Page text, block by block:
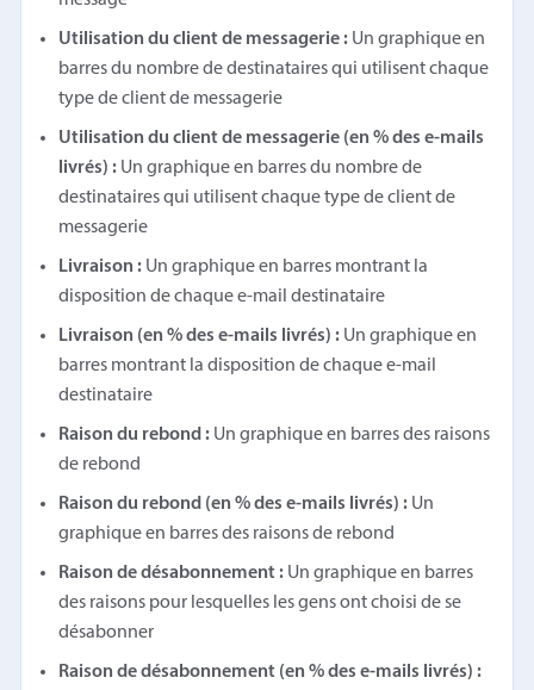
Utilisation du client de messagerie : Un graphique en
barres du nombre de destinataires qui utilisent chaque
type de client de messagerie
Utilisation du client de messagerie (en % des e-mails
livrés) : Un graphique en barres du nombre de
destinataires qui utilisent chaque type de client de
messagerie
Livraison : Un graphique en barres montrant la
disposition de chaque e-mail destinataire
Livraison (en % des e-mails livrés) : Un graphique en
barres montrant la disposition de chaque e-mail
destinataire
Raison du rebond : Un graphique en barres des raisons
de rebond
Raison du rebond (en % des e-mails livrés) : Un
graphique en barres des raisons de rebond
Raison de désabonnement : Un graphique en barres
des raisons pour lesquelles les gens ont choisi de se
désabonner
Raison de désabonnement (en % des e-mails livrés) :